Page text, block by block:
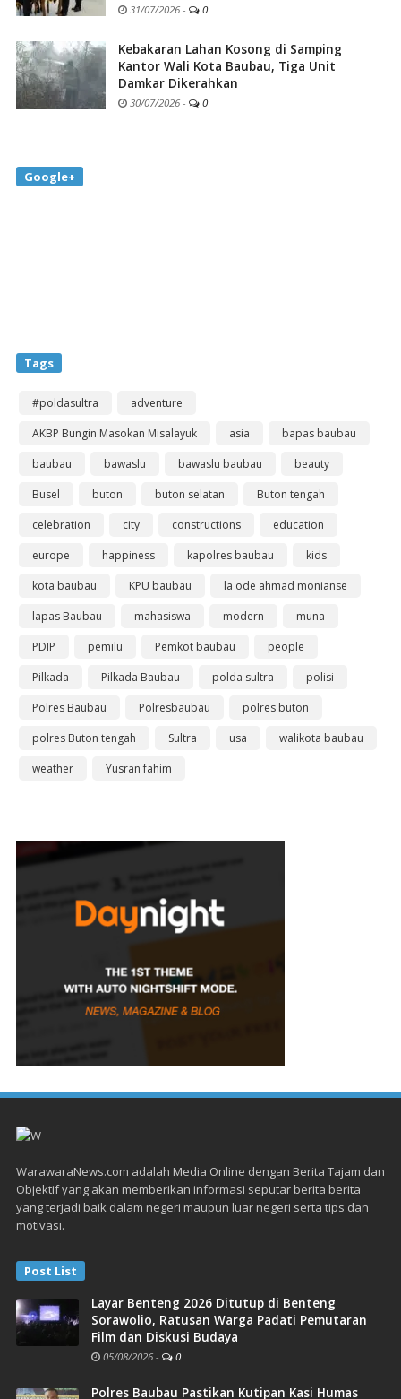
31/07/2026 - 0
Kebakaran Lahan Kosong di Samping
Kantor Wali Kota Baubau, Tiga Unit
Damkar Dikerahkan
30/07/2026 - 0
Google+
Tags
#poldasultra
adventure
AKBP Bungin Masokan Misalayuk
asia
bapas baubau
baubau
bawaslu bawaslu baubau
beauty
Busel
buton buton selatan
Buton tengah
celebration
city constructions
education
europe
happiness kapolres baubau
kids
kota baubau
KPU baubau
la ode ahmad monianse
lapas Baubau
mahasiswa modern
muna
PDIP
pemilu Pemkot baubau
people
Pilkada
Pilkada Baubau polda sultra
polisi
Polres Baubau
Polresbaubau
polres buton
polres Buton tengah
Sultra usa
walikota baubau
weather
Yusran fahim
WarawaraNews.com adalah Media Online dengan Berita Tajam dan
Objektif yang akan memberikan informasi seputar berita berita
yang terjadi baik dalam negeri maupun luar negeri serta tips dan
motivasi.
Post List
Layar Benteng 2026 Ditutup di Benteng
Sorawolio, Ratusan Warga Padati Pemutaran
Film dan Diskusi Budaya
05/08/2026 - 0
Polres Baubau Pastikan Kutipan Kasi Humas